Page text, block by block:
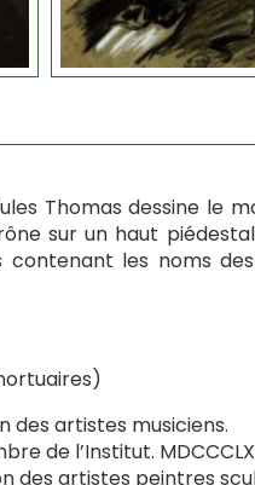
Thomas dessine le
sur un haut
contenant les noms
des artistes musiciens.
de l’Institut.
des artistes peintres